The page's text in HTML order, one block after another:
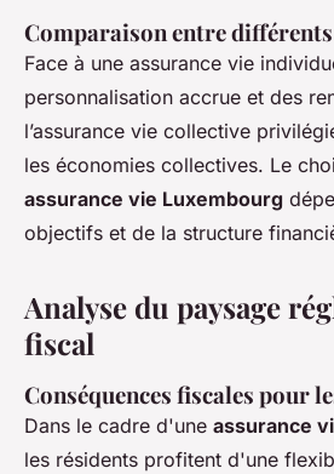
Comparaison entre
Face à une assurance vie
personnalisation accrue et des
l’assurance vie collective
les économies collectives. Le
assurance vie Luxembourg
objectifs et de la structure
Analyse du paysage
fiscal
Conséquences fiscales pour
Dans le cadre d'une assurance
les résidents profitent d'une